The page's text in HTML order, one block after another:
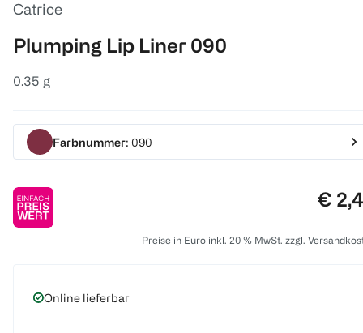
Catrice
Plumping Lip Liner 090
0.35 g
Farbnummer: 090
€
Preise in Euro inkl. 20 % MwSt. zzgl.
Online lieferbar